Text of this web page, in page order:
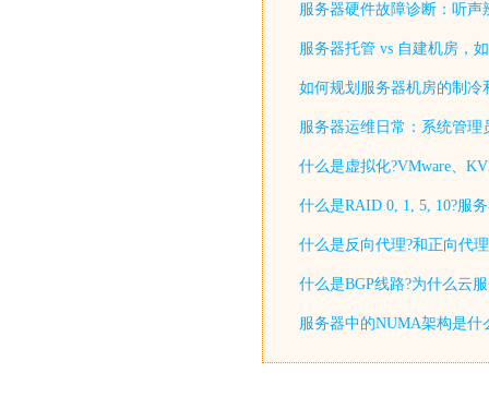
服务器硬件故障诊断：听声
服务器托管 vs 自建机房，
如何规划服务器机房的制冷
服务器运维日常：系统管理
什么是虚拟化?VMware、
什么是RAID 0, 1, 5, 10?服
什么是反向代理?和正向代
什么是BGP线路?为什么云
服务器中的NUMA架构是什